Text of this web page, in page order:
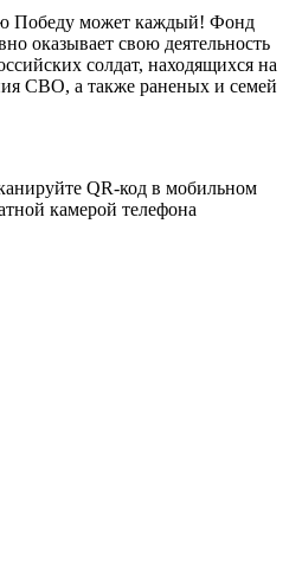
Победу может каждый! Фонд
оказывает свою деятельность
солдат, находящихся на
СВО, а также раненых и семей
QR-код в мобильном
камерой телефона